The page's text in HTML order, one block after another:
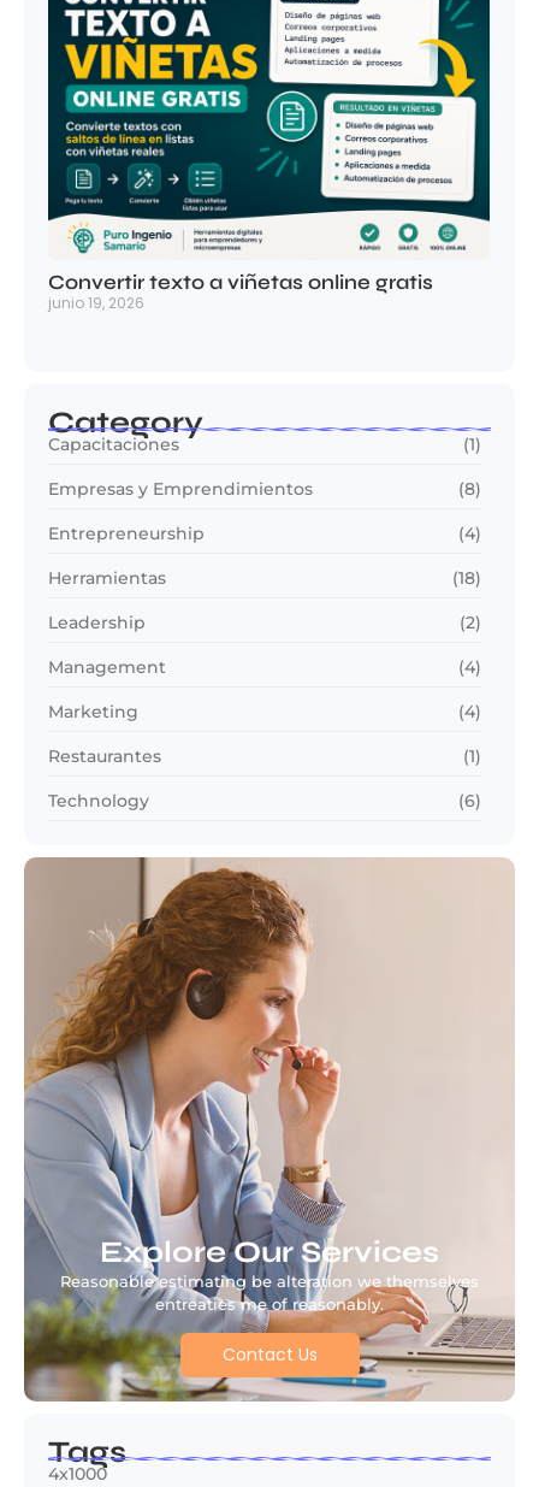
Convertir texto a viñetas online gratis
junio 19, 2026
Category
Capacitaciones (1)
Empresas y Emprendimientos (8)
Entrepreneurship (4)
Herramientas (18)
Leadership (2)
Management (4)
Marketing (4)
Restaurantes (1)
Technology (6)
Explore Our Services
Reasonable estimating be alteration we themselves
entreaties me of reasonably.
Contact Us
Tags
4x1000